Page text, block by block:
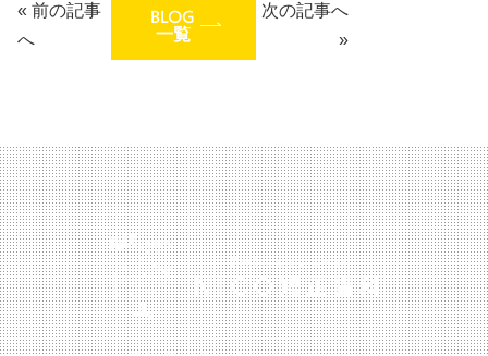
« 前の記事
へ
BLOG
一覧
次の記事へ
»